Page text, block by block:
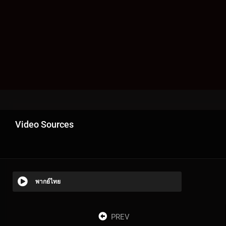
Video Sources
พากย์ไทย
PREV